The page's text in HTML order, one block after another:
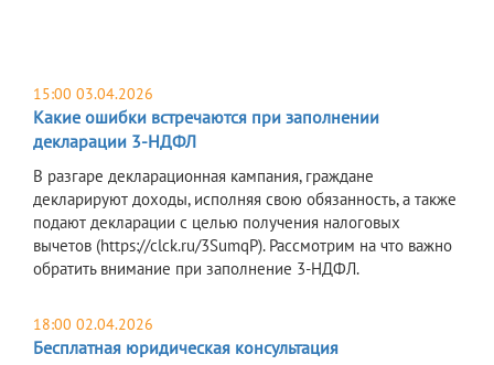
15:00 03.04.2026
Какие ошибки встречаются при заполнении
декларации 3-НДФЛ
В разгаре декларационная кампания, граждане
декларируют доходы, исполняя свою обязанность, а также
подают декларации с целью получения налоговых
вычетов (https://clck.ru/3SumqP). Рассмотрим на что важно
обратить внимание при заполнение 3-НДФЛ.
18:00 02.04.2026
Бесплатная юридическая консультация